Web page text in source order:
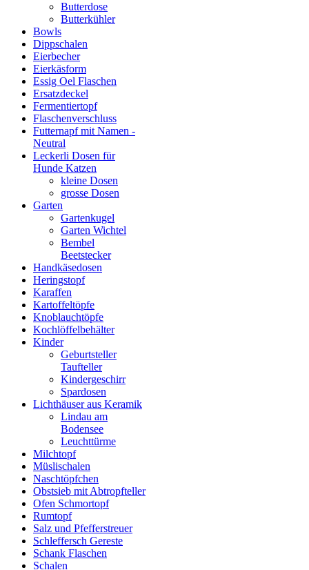
Butterdose
Butterkühler
Bowls
Dippschalen
Eierbecher
Eierkäsform
Essig Oel Flaschen
Ersatzdeckel
Fermentiertopf
Flaschenverschluss
Futternapf mit Namen -
Neutral
Leckerli Dosen für
Hunde Katzen
kleine Dosen
grosse Dosen
Garten
Gartenkugel
Garten Wichtel
Bembel
Beetstecker
Handkäsedosen
Heringstopf
Karaffen
Kartoffeltöpfe
Knoblauchtöpfe
Kochlöffelbehälter
Kinder
Geburtsteller
Taufteller
Kindergeschirr
Spardosen
Lichthäuser aus Keramik
Lindau am
Bodensee
Leuchttürme
Milchtopf
Müslischalen
Naschtöpfchen
Obstsieb mit Abtropfteller
Ofen Schmortopf
Rumtopf
Salz und Pfefferstreuer
Schleffersch Gereste
Schank Flaschen
Schalen